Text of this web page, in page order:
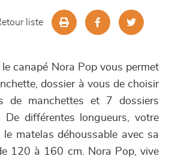
liste
canapé Nora Pop vous permet
dossier à vous de choisir
de manchettes et 7 dossiers
différentes longueurs, votre
matelas déhoussable avec sa
120 à 160 cm. Nora Pop, vive